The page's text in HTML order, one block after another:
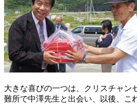
大きな喜びの一つは、クリスチャン
難所で中澤先生と出会い、以後、こ